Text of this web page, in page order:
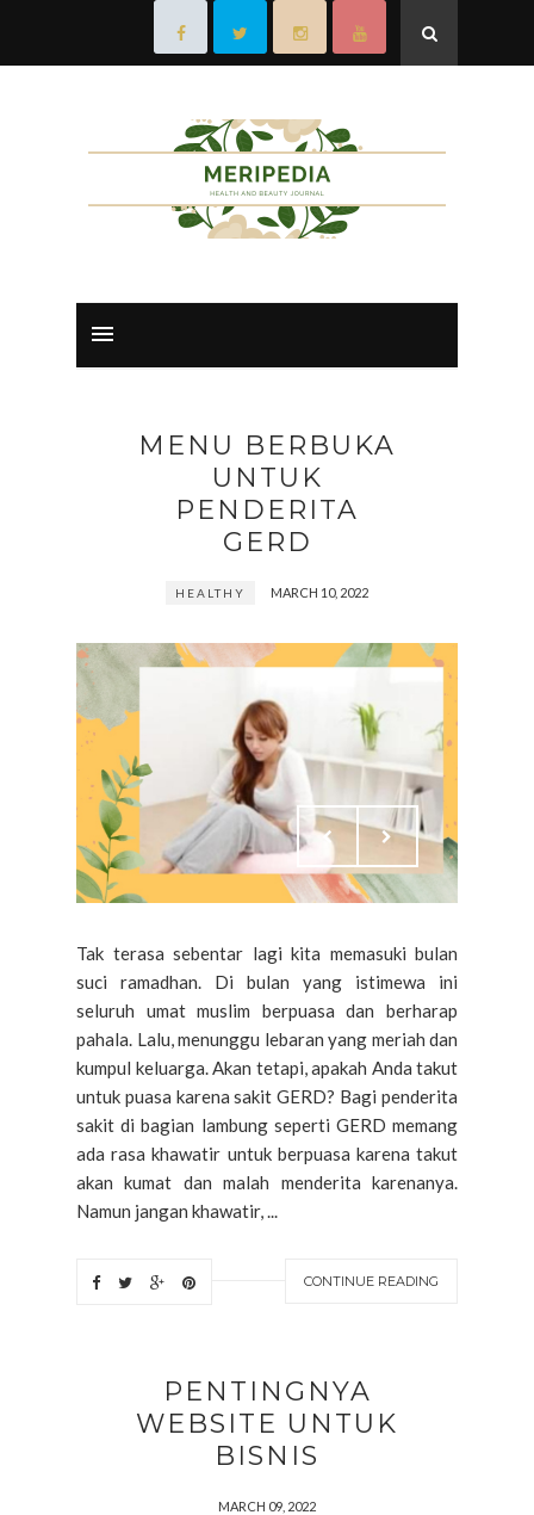
MENU BERBUKA
UNTUK
PENDERITA
GERD
HEALTHY MARCH 10, 2022
Tak terasa sebentar lagi kita memasuki bulan
suci ramadhan. Di bulan yang istimewa ini
seluruh umat muslim berpuasa dan berharap
pahala. Lalu, menunggu lebaran yang meriah dan
kumpul keluarga. Akan tetapi, apakah Anda takut
untuk puasa karena sakit GERD? Bagi penderita
sakit di bagian lambung seperti GERD memang
ada rasa khawatir untuk berpuasa karena takut
akan kumat dan malah menderita karenanya.
Namun jangan khawatir, ...
CONTINUE READING
PENTINGNYA
WEBSITE UNTUK
BISNIS
MARCH 09, 2022